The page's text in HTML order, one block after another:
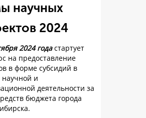
научных
2024
2024 годастартует
на предоставление
в форме субсидий в
научной и
деятельности за
бюджета города